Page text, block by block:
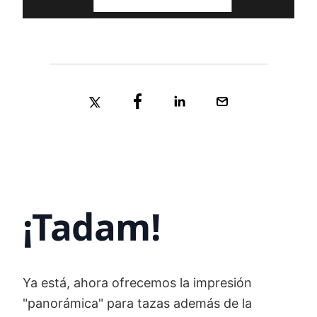
¡Tadam!
Ya está, ahora ofrecemos la impresión
"panorámica" para tazas además de la